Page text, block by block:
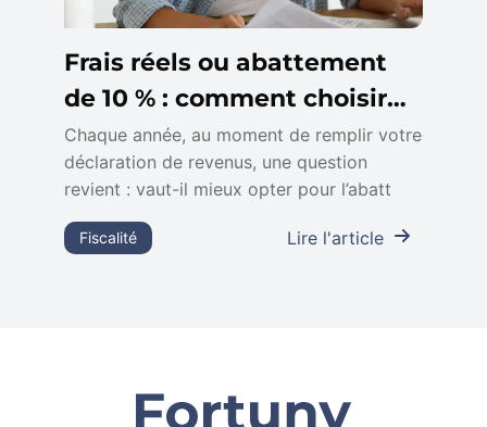
Frais réels ou abattement
de 10 % : comment choisir
pour vos impôts ?
Chaque année, au moment de remplir votre
déclaration de revenus, une question
revient : vaut-il mieux opter pour l’abatt
Lire l'article
Fiscalité